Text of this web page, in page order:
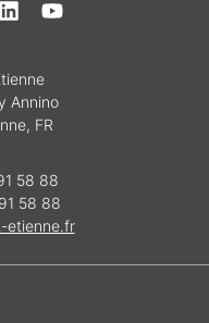
Annino
FR
58 88
58 88
etienne.fr